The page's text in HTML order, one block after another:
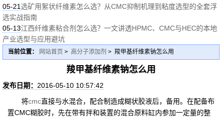
05-21选矿用絮状纤维素怎么选？从CMC抑制机理到粘度选型的全套浮
选实战指南
05-13江西纤维素粘合剂怎么选？一文讲透HPMC、CMC与HEC的本地
产业选型与应用避坑
当前位置： 网站首页 > 高分子添加剂 > 羧甲基纤维素钠怎么用
羧甲基纤维素钠怎么用
发布日期： 2016-05-10 10:57:42
将cmc直接与水混合，配合制造成糊状胶液后，备用。在配备布
置CMC糊胶时，先在带有拌和装置的混合原料缸内参加一定量的整